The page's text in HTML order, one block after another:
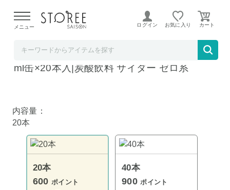
よる配送遅延が発生しております。
メニュー ログイン お気に入り
アサヒ飲料 三ツ矢サイダー ZERO(ゼロ) 250
ml缶×20本入|炭酸飲料 サイダー ゼロ系
内容量：
20本
20本
600ポイント
40本
900ポイント